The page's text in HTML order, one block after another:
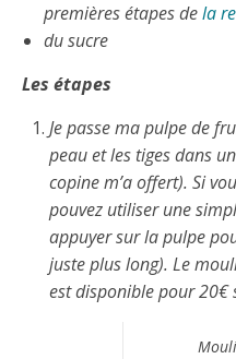
premières étapes dela
du sucre
Les étapes
Je passe ma pulpe de
peau et les tiges dans
copine m’a offert). Si
pouvez utiliser une
appuyer sur la pulpe
juste plus long). Le
est disponible pour 20€